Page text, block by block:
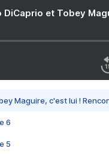
DiCaprio et Tobey
Maguire, c'est lui !
6
5